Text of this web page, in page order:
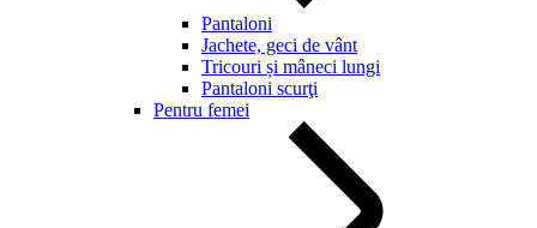
Pantaloni
Jachete, geci de vânt
Tricouri și mâneci lungi
Pantaloni scurţi
Pentru femei